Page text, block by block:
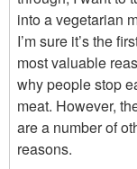
into a vegetarian
I’m sure it’s the
most valuable
why people stop
meat. However,
are a number of
reasons.